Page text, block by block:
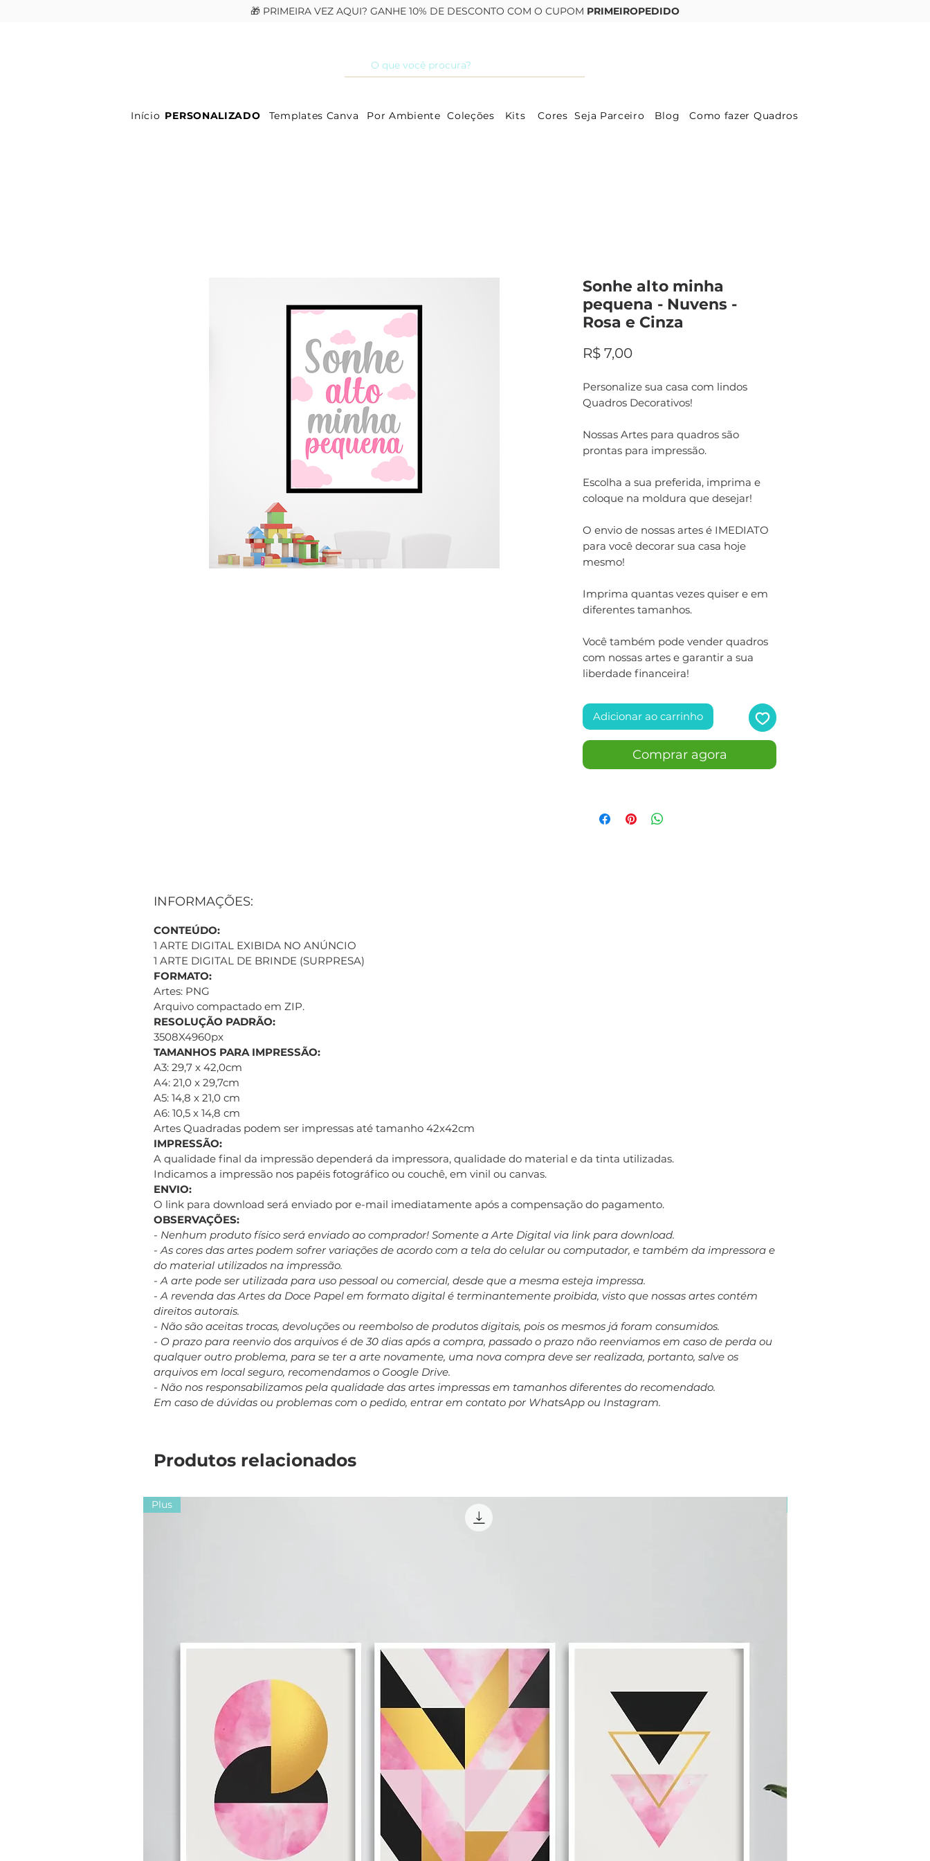
🎁 PRIMEIRA VEZ AQUI? GANHE 10% DE DESCONTO COM O CUPOM PRIMEIROPEDIDO
Início PERSONALIZADO Templates Canva Por Ambiente Coleções Kits Cores Seja Parceiro Blog Como fazer Quadros
Sonhe alto minha
pequena - Nuvens -
Rosa e Cinza
R$ 7,00Preço
Personalize sua casa com lindos
Quadros Decorativos!
Nossas Artes para quadros são
prontas para impressão.
Escolha a sua preferida, imprima e
coloque na moldura que desejar!
O envio de nossas artes é IMEDIATO
para você decorar sua casa hoje
mesmo!
Imprima quantas vezes quiser e em
diferentes tamanhos.
Você também pode vender quadros
com nossas artes e garantir a sua
liberdade financeira!
Adicionar ao carrinho
Comprar agora
INFORMAÇÕES:
CONTEÚDO:
1 ARTE DIGITAL EXIBIDA NO ANÚNCIO
1 ARTE DIGITAL DE BRINDE (SURPRESA)
FORMATO:
Artes: PNG
Arquivo compactado em ZIP.
RESOLUÇÃO PADRÃO:
3508X4960px
TAMANHOS PARA IMPRESSÃO:
A3: 29,7 x 42,0cm
A4: 21,0 x 29,7cm
A5: 14,8 x 21,0 cm
A6: 10,5 x 14,8 cm
Artes Quadradas podem ser impressas até tamanho 42x42cm
IMPRESSÃO:
A qualidade final da impressão dependerá da impressora, qualidade do material e da tinta utilizadas.
Indicamos a impressão nos papéis fotográfico ou couchê, em vinil ou canvas.
ENVIO:
O link para download será enviado por e-mail imediatamente após a compensação do pagamento.
OBSERVAÇÕES:
- Nenhum produto físico será enviado ao comprador! Somente a Arte Digital via link para download.
- As cores das artes podem sofrer variações de acordo com a tela do celular ou computador, e também da impressora e
do material utilizados na impressão.
- A arte pode ser utilizada para uso pessoal ou comercial, desde que a mesma esteja impressa.
- A revenda das Artes da Doce Papel em formato digital é terminantemente proibida, visto que nossas artes contém
direitos autorais.
- Não são aceitas trocas, devoluções ou reembolso de produtos digitais, pois os mesmos já foram consumidos.
- O prazo para reenvio dos arquivos é de 30 dias após a compra, passado o prazo não reenviamos em caso de perda ou
qualquer outro problema, para se ter a arte novamente, uma nova compra deve ser realizada, portanto, salve os
arquivos em local seguro, recomendamos o Google Drive.
- Não nos responsabilizamos pela qualidade das artes impressas em tamanhos diferentes do recomendado.
Em caso de dúvidas ou problemas com o pedido, entrar em contato por WhatsApp ou Instagram.
Produtos relacionados
Plus